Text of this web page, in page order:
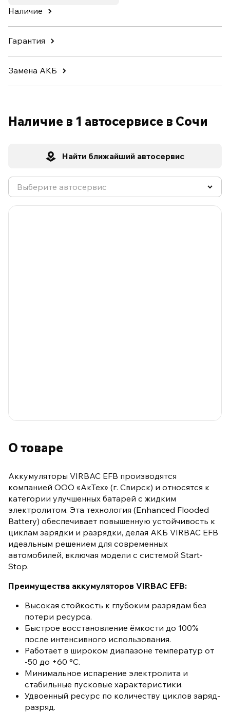
Наличие
Гарантия
Замена АКБ
Наличие в 1 автосервисе в Сочи
Найти ближайший автосервис
О товаре
Аккумуляторы VIRBAC EFB производятся
компанией ООО «АкТех» (г. Свирск) и относятся к
категории улучшенных батарей с жидким
электролитом. Эта технология (Enhanced Flooded
Battery) обеспечивает повышенную устойчивость к
циклам зарядки и разрядки, делая АКБ VIRBAC EFB
идеальным решением для современных
автомобилей, включая модели с системой Start-
Stop.
Преимущества аккумуляторов VIRBAC EFB:
Высокая стойкость к глубоким разрядам без
потери ресурса.
Быстрое восстановление ёмкости до 100%
после интенсивного использования.
Работает в широком диапазоне температур от
-50 до +60 °C.
Минимальное испарение электролита и
стабильные пусковые характеристики.
Удвоенный ресурс по количеству циклов заряд-
разряд.